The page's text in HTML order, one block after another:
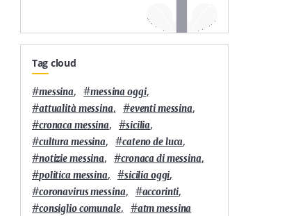
Tag cloud
#messina, #messina oggi,
#attualità messina, #eventi messina,
#cronaca messina, #sicilia,
#cultura messina, #cateno de luca,
#notizie messina, #cronaca di messina,
#politica messina, #sicilia oggi,
#coronavirus messina, #accorinti,
#consiglio comunale, #atm messina